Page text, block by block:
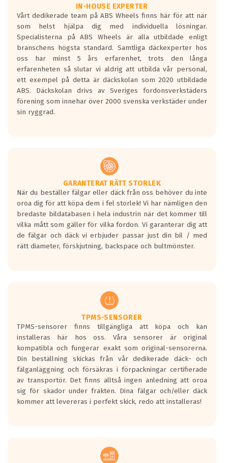
Våtgrepp egenskaper:
Betygsskalan är satt A till F. Där A påvisar
den kortaste bromssträckan och F är den
längsta.
Inga D eller G betyg delas ut för
personbilar och lätta lastbilar.
Betyget sätts efter ett test där däcken
skall bromsa in på en väg där det ligger
0.5-1.5 mm vatten.
I 80km/h kommer skillnaden på
Vid körning i över 50km/h brukar
rullmotståndets ljud överträffa
motorljudet.
På däckmärkningen kommer det finnas
en symbol av ett däck med vågar. Hög
bullernivå markeras med svarta vågor
medans de vita vågorna påvisar om det är
ett tyst däck.
regelverket som introduceras år 2016.
Ett däck med två svarta vågor är redan
godkända för år 2016 nya regelverk.
Ett däck med en svart våg kommer vara
minst tre decibel tystare än det
regelverk som börjar gälla 2016.
IN-HOUSE EXPERTER
Vårt dedikerade team på ABS Wheels finns här för att när
som helst hjälpa dig med individuella lösningar.
Specialisterna på ABS Wheels är alla utbildade enligt
branschens högsta standard. Samtliga däckexperter hos
oss har minst 5 års erfarenhet, trots den långa
erfarenheten så slutar vi aldrig att utbilda vår personal,
ett exempel på detta är däckskolan som 2020 utbildade
ABS. Däckskolan drivs av Sveriges fordonsverkstäders
förening som innehar över 2000 svenska verkstäder under
sin ryggrad.
GARANTERAT RÄTT STORLEK
När du beställer fälgar eller däck från oss behöver du inte
oroa dig för att köpa dem i fel storlek! Vi har nämligen den
bredaste bildatabasen i hela industrin när det kommer till
vilka mått som gäller för vilka fordon. Vi garanterar dig att
de fälgar och däck vi erbjuder passar just din bil / med
rätt diameter, förskjutning, backspace och bultmönster.
TPMS-SENSORER
TPMS-sensorer finns tillgängliga att köpa och kan
installeras här hos oss. Våra sensorer är original
kompatibla och fungerar exakt som original-sensorerna.
Din beställning skickas från vår dedikerade däck- och
fälganläggning och försäkras i förpackningar certifierade
av transportör. Det finns alltså ingen anledning att oroa
sig för skador under frakten. Dina fälgar och/eller däck
kommer att levereras i perfekt skick, redo att installeras!